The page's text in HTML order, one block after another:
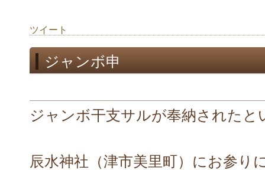
ツイート
ジャンボ申
ジャンボ干支サルが奉納されたと
辰水神社（津市美里町）にお参り